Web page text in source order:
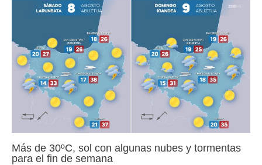
Más de 30ºC, sol con algunas nubes y tormentas
para el fin de semana